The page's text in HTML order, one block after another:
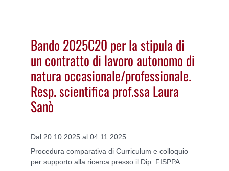
Bando 2025C20 per la stipula di
un contratto di lavoro autonomo di
natura occasionale/professionale.
Resp. scientifica prof.ssa Laura
Sanò
Dal 20.10.2025 al 04.11.2025
Procedura comparativa di Curriculum e colloquio
per supporto alla ricerca presso il Dip. FISPPA.